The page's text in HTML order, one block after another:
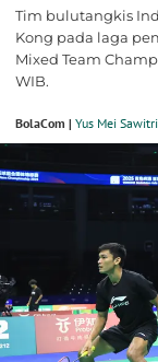
Tim bulutangkis
Kong pada laga
Mixed Team
WIB.
BolaCom | Yus Mei Sawitri